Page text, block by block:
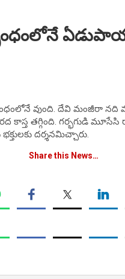
వుంది. దేవి మంజీరా నది
తగ్గింది. గర్భగుడి మూసేసి
దర్శనమిచ్చారు.
Share this News…